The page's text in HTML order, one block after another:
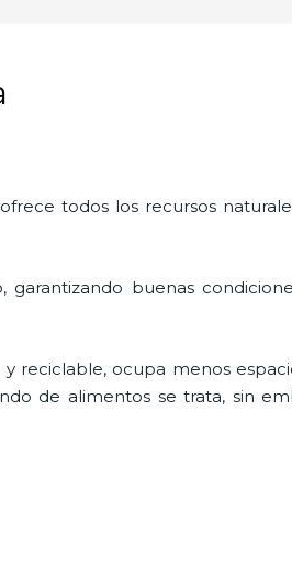
todos los recursos
buenas
reciclable, ocupa menos
de alimentos se trata, sin